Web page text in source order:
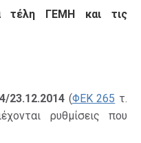
τέλη ΓΕΜΗ και τις
23.12.2014(ΦΕΚ 265 τ.
ρυθμίσεις που